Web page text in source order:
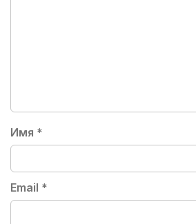
Имя *
Email *